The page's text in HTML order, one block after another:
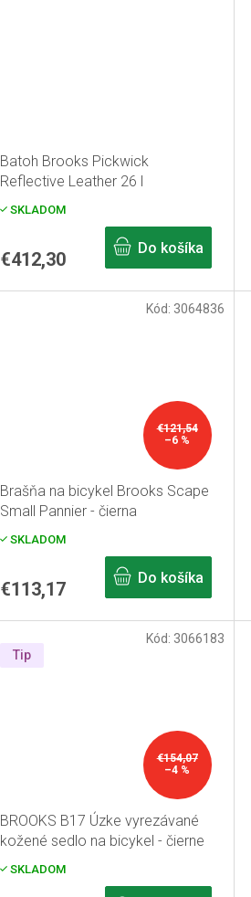
Batoh Brooks Pickwick
Reflective Leather 26 l
SKLADOM
€412,30
Do košíka
€121,54
–6 %
Brašňa na bicykel Brooks Scape
Small Pannier - čierna
SKLADOM
€113,17
Do košíka
Kód: 3064836
Tip
€154,07
–4 %
BROOKS B17 Úzke vyrezávané
kožené sedlo na bicykel - čierne
SKLADOM
Kód: 3066183